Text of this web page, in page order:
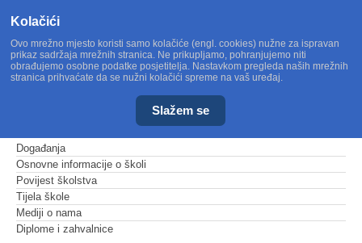
Događanja
Osnovne informacije o školi
Povijest školstva
Tijela škole
Mediji o nama
Diplome i zahvalnice
Kolačići
Ovo mrežno mjesto koristi samo kolačiće (engl. cookies) nužne za ispravan
prikaz sadržaja mrežnih stranica. Ne prikupljamo, pohranjujemo niti
obrađujemo osobne podatke posjetitelja. Nastavkom pregleda naših mrežnih
stranica prihvaćate da se nužni kolačići spreme na vaš uređaj.
Slažem se